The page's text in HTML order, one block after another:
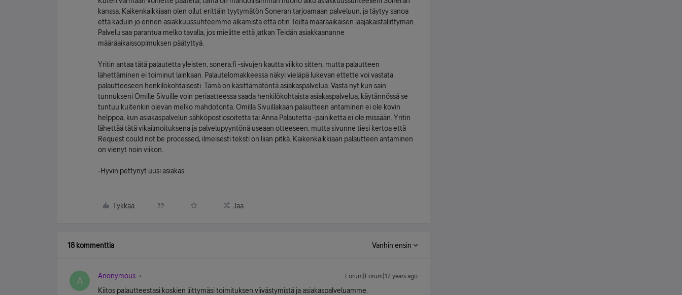
kanssa. Kaikenkaikkiaan olen ollut erittäin tyytymätön Soneran tarjoamaan palveluun, ja täytyy sanoa
että kaduin jo ennen asiakkuussuhteemme alkamista että otin Teiltä määräaikaisen laajakaistaliittymän.
Palvelu saa parantua melko tavalla, jos mielitte että jatkan Teidän asiakkaananne
määräaikaissopimuksen päätyttyä.
Yritin antaa tätä palautetta yleisten, sonera.fi -sivujen kautta viikko sitten, mutta palautteen
lähettäminen ei toiminut lainkaan. Palautelomakkeessa näkyi vieläpä lukevan ettette voi vastata
palautteeseen henkilökohtaisesti. Tämä on käsittämätöntä asiakaspalvelua. Vasta nyt kun sain
tunnukseni Omille Sivuille voin periaatteessa saada henkilökohtaista asiakaspalvelua, käytännössä se
tuntuu kuitenkin olevan melko mahdotonta. Omilla Sivuillakaan palautteen antaminen ei ole kovin
helppoa, kun asiakaspalvelun sähköpostiosoitetta tai Anna Palautetta -painiketta ei ole missään. Yritin
lähettää tätä vikailmoituksena ja palvelupyyntönä useaan otteeseen, mutta sivunne tiesi kertoa että
Request could not be processed, ilmeisesti teksti on liian pitkä. Kaikenkaikkiaan palautteen antaminen
on vienyt noin viikon.
-Hyvin pettynyt uusi asiakas
Tykkää Jaa
18 kommenttia Vanhin ensin
A Anonymous Forum|Forum|17 years ago
Kiitos palautteestasi koskien liittymäsi toimituksen viivästymistä ja asiakaspalveluamme.